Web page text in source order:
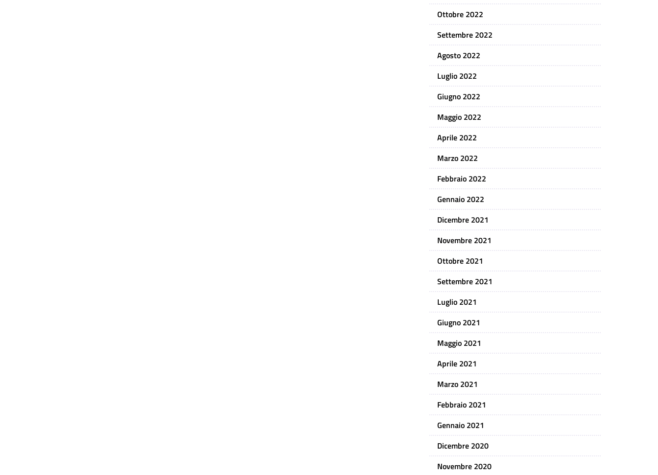
Ottobre 2022
Settembre 2022
Agosto 2022
Luglio 2022
Giugno 2022
Maggio 2022
Aprile 2022
Marzo 2022
Febbraio 2022
Gennaio 2022
Dicembre 2021
Novembre 2021
Ottobre 2021
Settembre 2021
Luglio 2021
Giugno 2021
Maggio 2021
Aprile 2021
Marzo 2021
Febbraio 2021
Gennaio 2021
Dicembre 2020
Novembre 2020